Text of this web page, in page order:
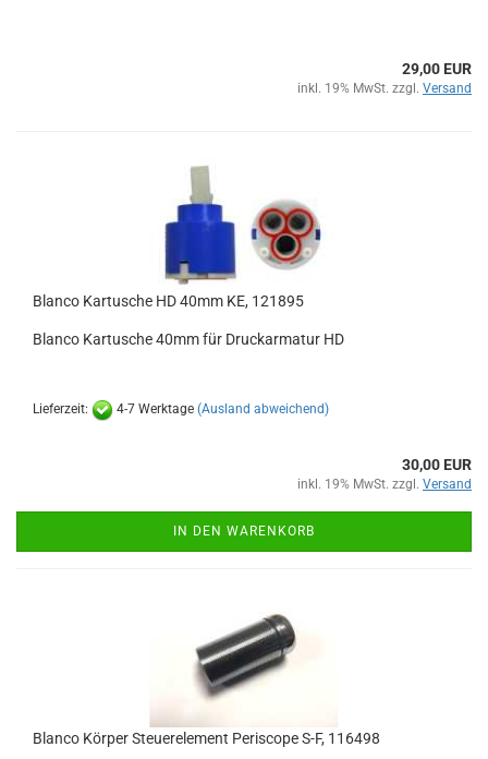
29,00 EUR
inkl. 19% MwSt. zzgl. Versand
Blanco Kartusche HD 40mm KE, 121895
Blanco Kartusche 40mm für Druckarmatur HD
Lieferzeit: 4-7 Werktage (Ausland abweichend)
30,00 EUR
inkl. 19% MwSt. zzgl. Versand
IN DEN WARENKORB
Blanco Körper Steuerelement Periscope S-F, 116498